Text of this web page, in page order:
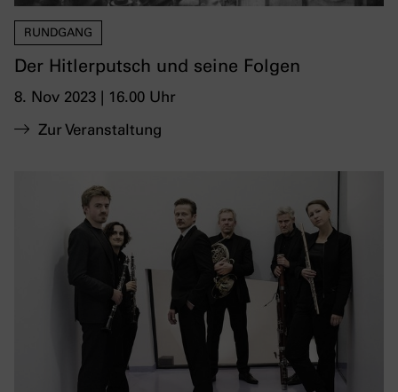
RUNDGANG
Der Hitlerputsch und seine Folgen
8. Nov 2023 | 16.00 Uhr
Zur Veranstaltung